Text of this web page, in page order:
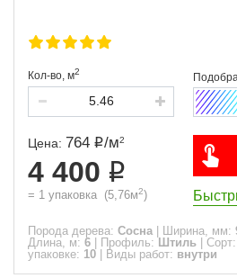
Кол-во, м2
Цена: 764 /м2
4 400
= 1 упаковка (5,76м2)
Порода дерева: Сосна Ширина, мм:
Длина, м: 6 Профиль: Штиль Сорт:
упаковке: 10 Виды работ: внутри